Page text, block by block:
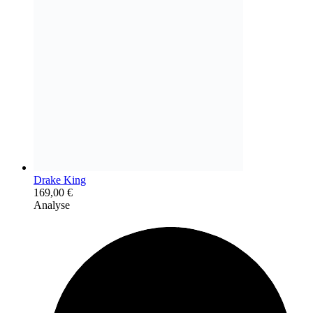
Drake King
169,00 €
Analyse